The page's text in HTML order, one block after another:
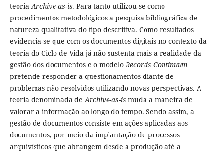
teoriaArchive-as-is. Para tanto utilizou-se como
procedimentos metodológicos a pesquisa bibliográfica de
natureza qualitativa do tipo descritiva. Como resultados
evidencia-se que com os documentos digitais no contexto da
teoria do Ciclo de Vida já não sustenta mais a realidade da
gestão dos documentos e o modeloRecords Continuum
pretende responder a questionamentos diante de
problemas não resolvidos utilizando novas perspectivas. A
teoria denominada deArchive-as-is muda a maneira de
valorar a informação ao longo do tempo. Sendo assim, a
gestão de documentos consiste em ações aplicadas aos
documentos, por meio da implantação de processos
arquivísticos que abrangem desde a produção até a